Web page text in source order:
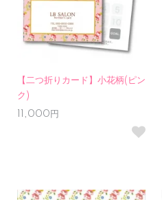
【二つ折りカード】小花柄(ピン
ク)
11,000円